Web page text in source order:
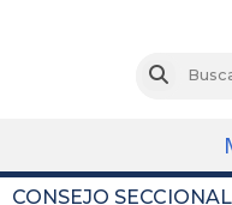
Buscar
CONSEJO